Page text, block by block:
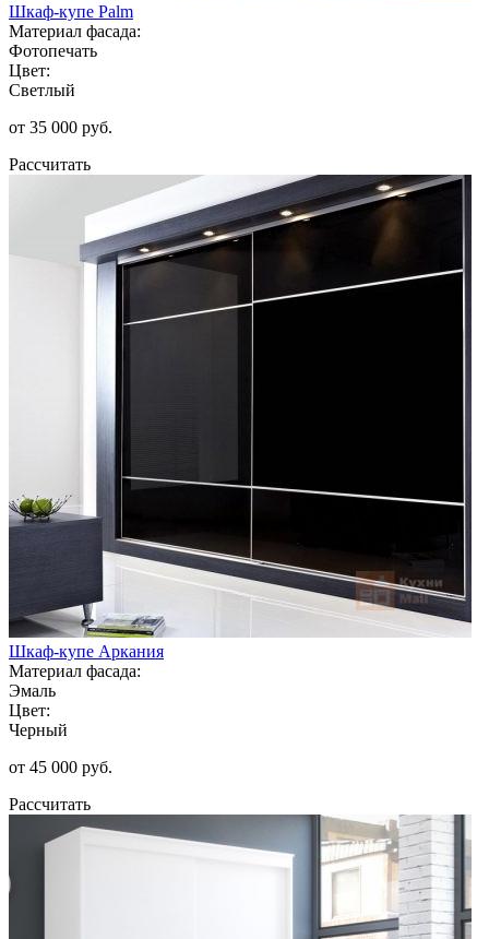
Шкаф-купе Palm
Материал фасада:
Фотопечать
Цвет:
Светлый
от 35 000 руб.
Рассчитать
Шкаф-купе Аркания
Материал фасада:
Эмаль
Цвет:
Черный
от 45 000 руб.
Рассчитать